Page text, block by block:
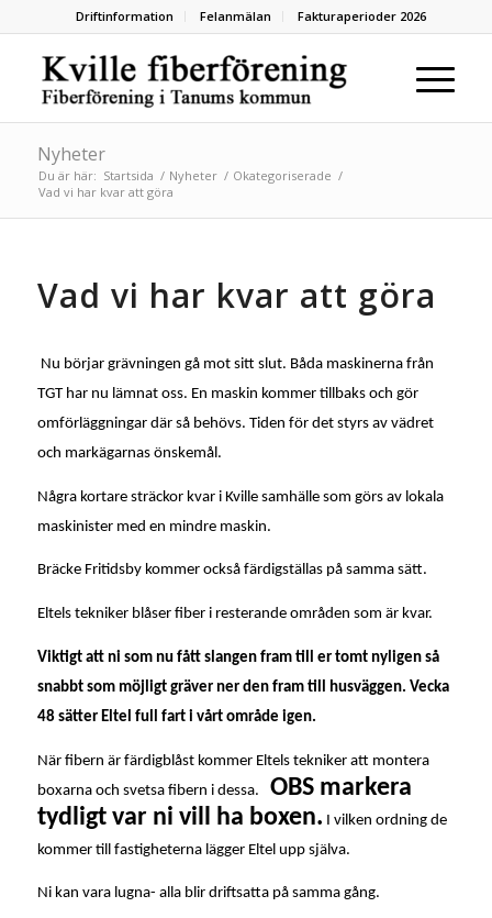
Driftinformation Felanmälan Fakturaperioder 2026
Nyheter
Du är här: Startsida / Nyheter / Okategoriserade /
Vad vi har kvar att göra
Vad vi har kvar att göra
Nu börjar grävningen gå mot sitt slut. Båda maskinerna från
TGT har nu lämnat oss. En maskin kommer tillbaks och gör
omförläggningar där så behövs. Tiden för det styrs av vädret
och markägarnas önskemål.
Några kortare sträckor kvar i Kville samhälle som görs av lokala
maskinister med en mindre maskin.
Bräcke Fritidsby kommer också färdigställas på samma sätt.
Eltels tekniker blåser fiber i resterande områden som är kvar.
Viktigt att ni som nu fått slangen fram till er tomt nyligen så
snabbt som möjligt gräver ner den fram till husväggen. Vecka
48 sätter Eltel full fart i vårt område igen.
När fibern är färdigblåst kommer Eltels tekniker att montera
boxarna och svetsa fibern i dessa.
OBS markera
tydligt var ni vill ha boxen. I vilken ordning de
kommer till fastigheterna lägger Eltel upp själva.
Ni kan vara lugna- alla blir driftsatta på samma gång.